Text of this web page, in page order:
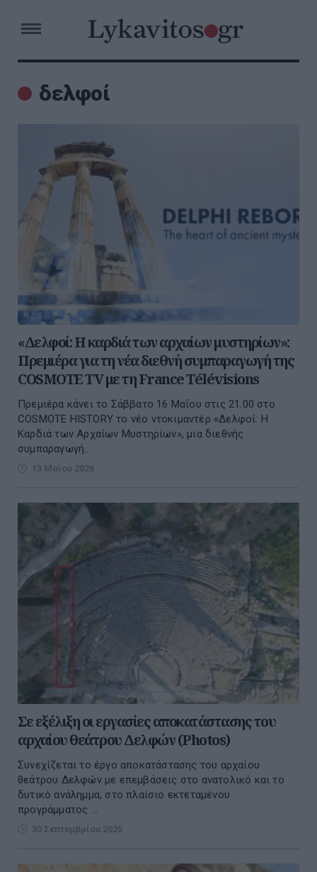
δελφοί
«Δελφοί: Η καρδιά των αρχαίων μυστηρίων»:
Πρεμιέρα για τη νέα διεθνή συμπαραγωγή της
COSMOTE TV με τη France Télévisions
Πρεμιέρα κάνει το Σάββατο 16 Μαΐου στις 21.00 στο
COSMOTE HISTORY το νέο ντοκιμαντέρ «Δελφοί: Η
Καρδιά των Αρχαίων Μυστηρίων», μια διεθνής
συμπαραγωγή...
13 Μαΐου 2026
Σε εξέλιξη οι εργασίες αποκατάστασης του
αρχαίου θεάτρου Δελφών (Photos)
Συνεχίζεται το έργο αποκατάστασης του αρχαίου
θεάτρου Δελφών με επεμβάσεις στο ανατολικό και το
δυτικό ανάλημμα, στο πλαίσιο εκτεταμένου
προγράμματος ...
30 Σεπτεμβρίου 2025